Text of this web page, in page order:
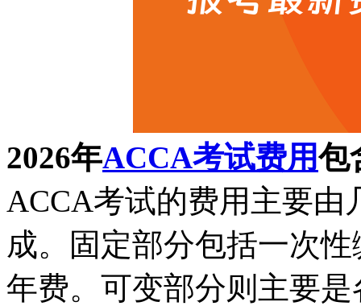
2026年ACCA考试费用包
ACCA考试的费用主要由
成。固定部分包括一次
年费。可变部分则主要